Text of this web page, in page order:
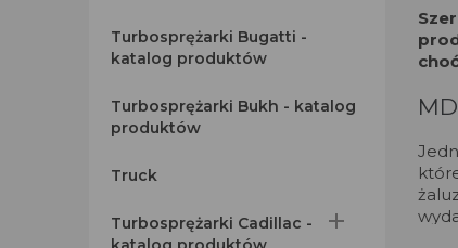
Turbosprężarki Bugatti -
katalog produktów
Turbosprężarki Bukh - katalog
produktów
Truck
Turbosprężarki Cadillac -
